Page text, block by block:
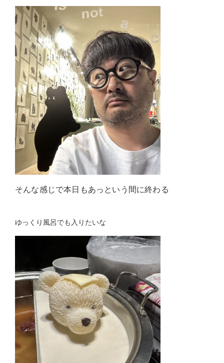
そんな感じで本日もあっという間に終わる
ゆっくり風呂でも入りたいな